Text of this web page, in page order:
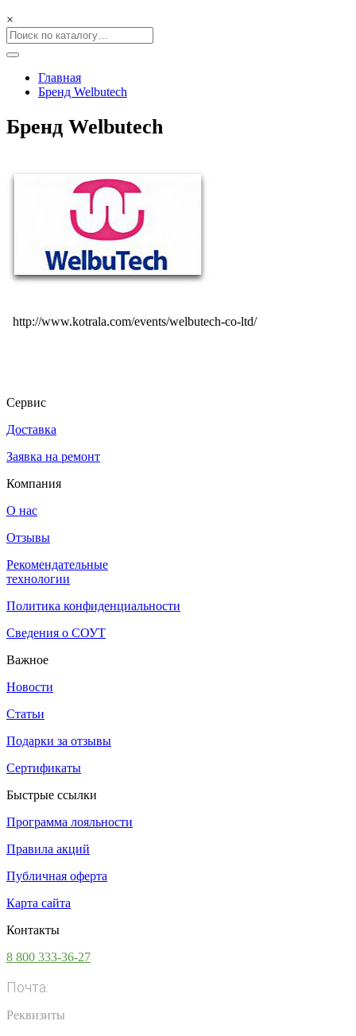
×
Главная
Бренд Welbutech
Бренд Welbutech
http://www.kotrala.com/events/welbutech-co-ltd/
Сервис
Доставка
Заявка на ремонт
Компания
О нас
Отзывы
Рекомендательные
технологии
Политика конфиденциальности
Сведения о СОУТ
Важное
Новости
Статьи
Подарки за отзывы
Сертификаты
Быстрые ссылки
Программа лояльности
Правила акций
Публичная оферта
Карта сайта
Контакты
8 800 333-36-27
Почта:
Реквизиты